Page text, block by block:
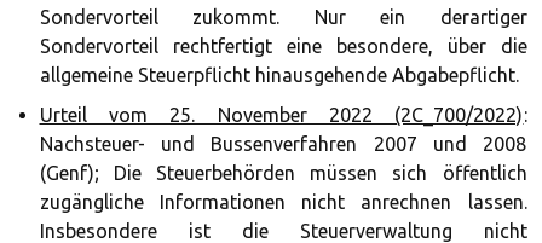
Sondervorteil zukommt. Nur ein derartiger
Sondervorteil rechtfertigt eine besondere, über die
allgemeine Steuerpflicht hinausgehende Abgabepflicht.
Urteil vom 25. November 2022 (2C_700/2022):
Nachsteuer- und Bussenverfahren 2007 und 2008
(Genf); Die Steuerbehörden müssen sich öffentlich
zugängliche Informationen nicht anrechnen lassen.
Insbesondere ist die Steuerverwaltung nicht